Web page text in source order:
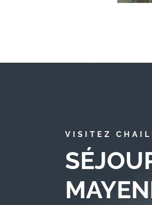
VISITEZ